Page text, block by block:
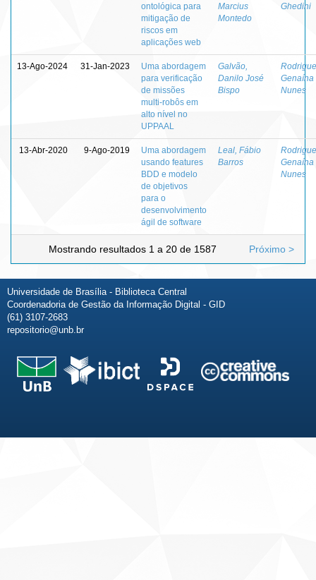
ontológica para
mitigação de
riscos em
aplicações web
Marcius
Montedo
Ghedini
13-Ago-2024 31-Jan-2023
Uma abordagem
para verificação
de missões
multi-robôs em
alto nível no
UPPAAL
Galvão,
Danilo José
Bispo
Genaína
Nunes
13-Abr-2020 9-Ago-2019
Uma abordagem
usando features
BDD e modelo
de objetivos
para o
desenvolvimento
ágil de software
Leal, Fábio
Barros
Genaína
Nunes
Mostrando resultados 1 a 20 de 1587 Próximo >
Universidade de Brasília - Biblioteca Central
Coordenadoria de Gestão da Informação Digital - GID
(61) 3107-2683
repositorio@unb.br